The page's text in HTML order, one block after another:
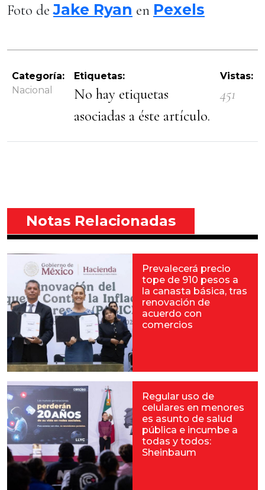
Foto deJake Ryan en Pexels
Categoría:
Nacional
Etiquetas:
No hay etiquetas
asociadas a éste artículo.
Vistas:
451
Notas Relacionadas
Prevalecerá precio
tope de 910 pesos a
la canasta básica, tras
renovación de
acuerdo con
comercios
Regular uso de
celulares en menores
es asunto de salud
pública e incumbe a
todas y todos:
Sheinbaum